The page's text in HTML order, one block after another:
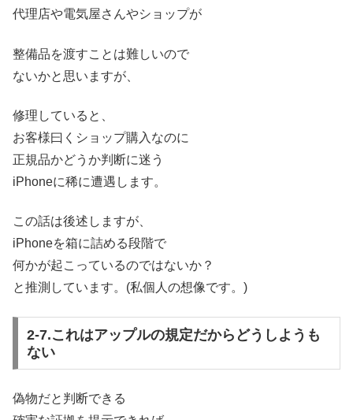
代理店や電気屋さんやショップが
整備品を渡すことは難しいので
ないかと思いますが、
修理していると、
お客様曰くショップ購入なのに
正規品かどうか判断に迷う
iPhoneに稀に遭遇します。
この話は後述しますが、
iPhoneを箱に詰める段階で
何かが起こっているのではないか？
と推測しています。(私個人の想像です。)
2-7.これはアップルの規定だからどうしようも
ない
偽物だと判断できる